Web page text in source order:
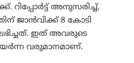
റിപ്പോർട്ട് അനുസരിച്ച്,
ജാൻവിക്ക് 8 കോടി
ഇത് അവരുടെ
വരുമാനമാണ്.